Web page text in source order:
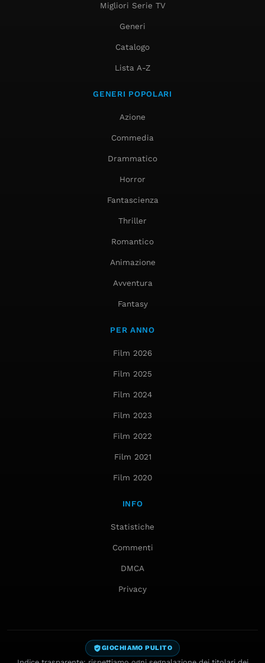
Migliori Serie TV
Generi
Catalogo
Lista A-Z
GENERI POPOLARI
Azione
Commedia
Drammatico
Horror
Fantascienza
Thriller
Romantico
Animazione
Avventura
Fantasy
PER ANNO
Film 2026
Film 2025
Film 2024
Film 2023
Film 2022
Film 2021
Film 2020
INFO
Statistiche
Commenti
DMCA
Privacy
GIOCHIAMO PULITO